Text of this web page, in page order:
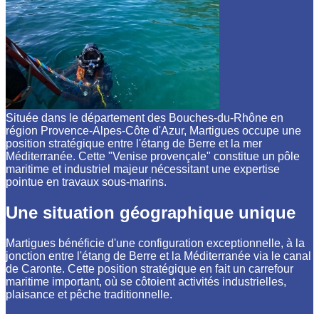
Située dans le département des Bouches-du-Rhône en
région Provence-Alpes-Côte d'Azur, Martigues occupe une
position stratégique entre l'étang de Berre et la mer
Méditerranée. Cette "Venise provençale" constitue un pôle
maritime et industriel majeur nécessitant une expertise
pointue en travaux sous-marins.
Une situation géographique unique
Martigues bénéficie d'une configuration exceptionnelle, à la
jonction entre l'étang de Berre et la Méditerranée via le canal
de Caronte. Cette position stratégique en fait un carrefour
maritime important, où se côtoient activités industrielles,
plaisance et pêche traditionnelle.